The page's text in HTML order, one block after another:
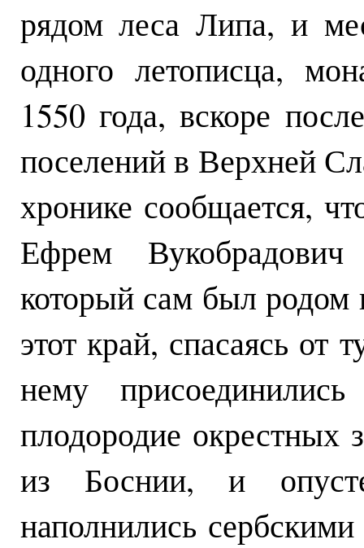
рядом леса Липа, и
одного летописца,
1550 года, вскоре
поселений в Верхней
хронике сообщается,
Ефрем
который сам был
этот край, спасаясь от
нему
плодородие окрестных
из Боснии, и
наполнились